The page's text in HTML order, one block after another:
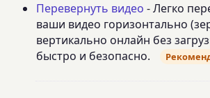
Перевернуть видео - Легко
ваши видео горизонтально
вертикально онлайн без
быстро и безопасно.